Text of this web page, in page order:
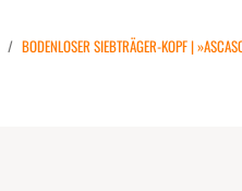
BODENLOSER SIEBTRÄGER-KOPF |